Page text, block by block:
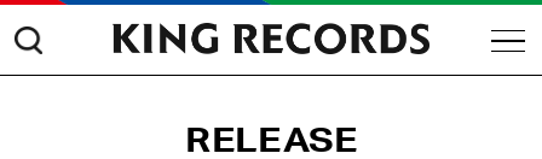
RELEASE